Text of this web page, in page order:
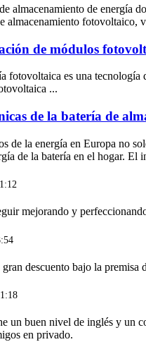
almacenamiento de energía
almacenamiento fotovoltaico,
de módulos
fotovoltaica es una
...
de la batería de
de la energía en Europa no
de la batería en el hogar. El
mejorando y
descuento bajo la premisa
un buen nivel de inglés y un
en privado.